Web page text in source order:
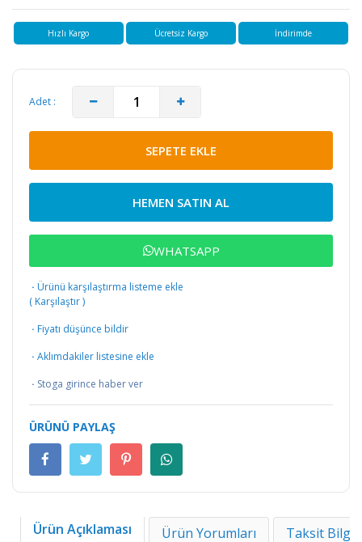
Hızlı Kargo Ücretsiz Kargo İndirimde
Adet :
SEPETE EKLE
HEMEN SATIN AL
WHATSAPP
· Ürünü karşılaştırma listeme ekle
( Karşılaştır)
· Fiyatı düşünce bildir
· Aklımdakiler listesine ekle
· Stoga girince haber ver
ÜRÜNÜ PAYLAŞ
Ürün Açıklaması Ürün Yorumları Taksit